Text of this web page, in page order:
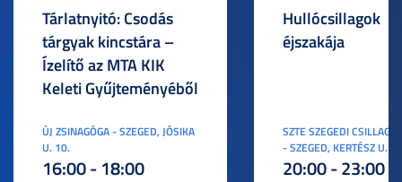
Tárlatnyitó: Csodás
tárgyak kincstára –
Ízelítő az MTA KIK
Keleti Gyűjteményéből
ÚJ ZSINAGÓGA - SZEGED, JÓSIKA
U. 10.
16:00 - 18:00
Hullócsillagok
éjszakája
SZTE SZEGEDI
- SZEGED, KERTÉSZ U. 3.
20:00 - 23:00